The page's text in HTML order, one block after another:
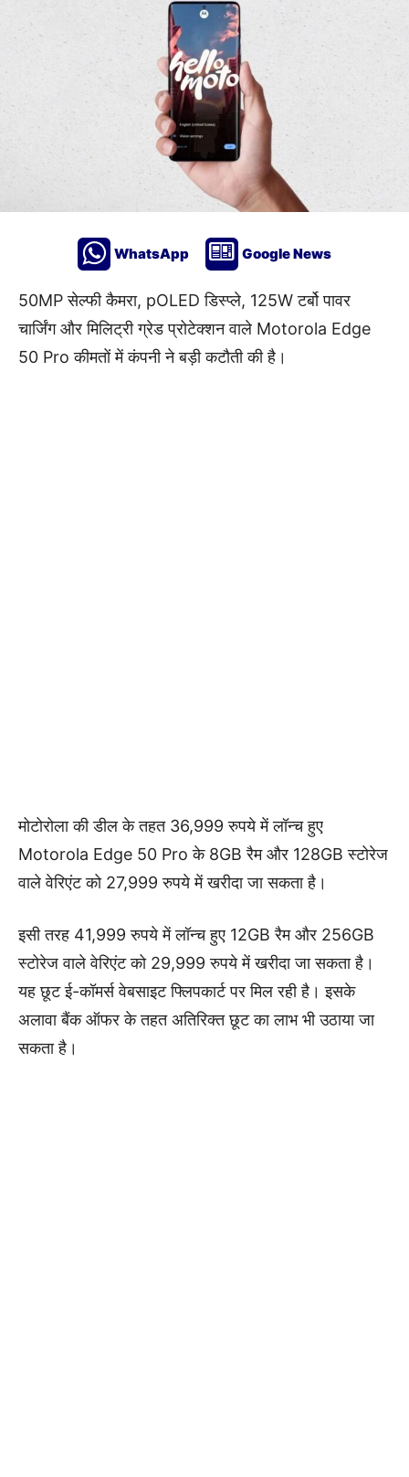
WhatsApp Google News
50MP सेल्फी कैमरा, pOLED डिस्प्ले, 125W टर्बो पावर
चार्जिंग और मिलिट्री ग्रेड प्रोटेक्शन वाले Motorola Edge
50 Pro कीमतों में कंपनी ने बड़ी कटौती की है।
मोटोरोला की डील के तहत 36,999 रुपये में लॉन्च हुए
Motorola Edge 50 Pro के 8GB रैम और 128GB स्टोरेज
वाले वेरिएंट को 27,999 रुपये में खरीदा जा सकता है।
इसी तरह 41,999 रुपये में लॉन्च हुए 12GB रैम और 256GB
स्टोरेज वाले वेरिएंट को 29,999 रुपये में खरीदा जा सकता है।
यह छूट ई-कॉमर्स वेबसाइट फ्लिपकार्ट पर मिल रही है। इसके
अलावा बैंक ऑफर के तहत अतिरिक्त छूट का लाभ भी उठाया जा
सकता है।